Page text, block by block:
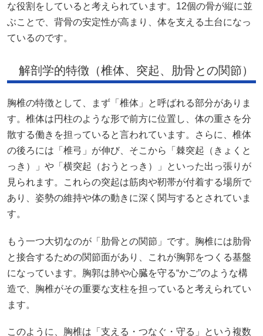
な役割をしていると考えられています。12個の骨が縦に並
ぶことで、背骨の安定性が高まり、体を支える土台になっ
ているのです。
解剖学的特徴（椎体、突起、肋骨との関節）
胸椎の特徴として、まず「椎体」と呼ばれる部分がありま
す。椎体は円柱のような形で前方に位置し、体の重さを分
散する働きを担っていると言われています。さらに、椎体
の後ろには「椎弓」が伸び、そこから「棘突起（きょくと
っき）」や「横突起（おうとっき）」といった出っ張りが
見られます。これらの突起は筋肉や靭帯が付着する場所で
あり、姿勢の維持や体の動きに深く関与するとされていま
す。
もう一つ大切なのが「肋骨との関節」です。胸椎には肋骨
と接合するための関節面があり、これが胸郭をつくる基盤
になっています。胸郭は肺や心臓を守る“かご”のような構
造で、胸椎がその重要な支柱を担っていると考えられてい
ます。
このように、胸椎は「支える・つなぐ・守る」という複数